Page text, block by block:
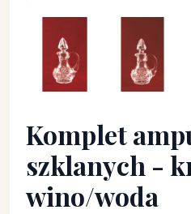
Komplet ampułek
Komplet
szklanych -
wino/woda